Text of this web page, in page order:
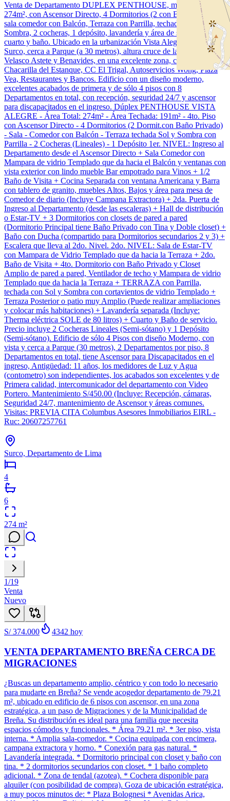
Venta de Departamento DUPLEX PENTHOUSE, muy amplio de
274m², con Ascensor Directo, 4 Dormitorios (2 con Baño propio),
sala comedor con Balcón, Terraza con Parrilla, techada con Sol y
Sombra, 2 cocheras, 1 depósito, lavandería y área de servicio con
cuarto y baño. Ubicado en la urbanización Vista Alegre, Santiago de
Surco, cerca a Parque (a 30 metros), altura cruce de las avenidas
Velasco Astete y Benavides, en una excelente zona, cerca a
Chacarilla del Estanque, CC El Trigal, Autoservicios Wong, Plaza
Vea, Restaurantes y Bancos. Edificio con un diseño moderno,
excelentes acabados de primera y de sólo 4 pisos con 8
Departamentos en total, con recepción, seguridad 24/7 y ascensor
para discapacitados en el ingreso. Dúplex PENTHOUSE VISTA
ALEGRE - Área Total: 274m² - Área Techada: 191m² - 4to. Piso
con Ascensor Directo - 4 Dormitorios (2 Dormit.con Baño Privado)
- Sala - Comedor con Balcón - Terraza techada Sol y Sombra con
Parrilla - 2 Cocheras (Lineales) - 1 Depósito 1er. NIVEL: Ingreso al
Departamento desde el Ascensor Directo + Sala Comedor con
Mampara de vidrio Templado que da hacia el Balcón y ventanas con
vista exterior con lindo mueble Bar empotrado para Vinos + 1/2
Baño de Visita + Cocina Separada con ventana Americana y Barra
con tablero de granito, muebles Altos, Bajos y área para mesa de
Comedor de diario (Incluye Campana Extractora) + 2da. Puerta de
Ingreso al Departamento (desde las escaleras) + Hall de distribución
o Estar-TV + 3 Dormitorios con closets de pared a pared
(Dormitorio Principal tiene Baño Privado con Tina y Doble closet) +
Baño con Ducha (compartido para Dormitorios secundarios 2 y 3) +
Escalera que lleva al 2do. Nivel. 2do. NIVEL: Sala de Estar-TV
con Mampara de Vidrio Templado que da hacia la Terraza + 2do.
Baño de Visita + 4to. Dormitorio con Baño Privado y Closet
Amplio de pared a pared, Ventilador de techo y Mampara de vidrio
Templado que da hacia la Terraza + TERRAZA con Parrilla,
techada con Sol y Sombra con cortavientos de vidrio Templado +
Terraza Posterior o patio muy Amplio (Puede realizar ampliaciones
y colocar más habitaciones) + Lavandería separada (Incluye:
Therma eléctrica SOLE de 80 litros) + Cuarto y Baño de servicio.
Precio incluye 2 Cocheras Lineales (Semi-sótano) y 1 Depósito
(Semi-sótano). Edificio de sólo 4 Pisos con diseño Moderno, con
vista y cerca a Parque (30 metros), 2 Departamentos por piso, 8
Departamentos en total, tiene Ascensor para Discapacitados en el
ingreso, Antigüedad: 11 años, los medidores de Luz y Agua
(contometro) son independientes, los acabados son excelentes y de
Primera calidad, intercomunicador del departamento con Video
Portero. Mantenimiento S/450.00 (Incluye: Recepción, cámaras,
Seguridad 24/7, mantenimiento de Ascensor y áreas comunes.
Visitas: PREVIA CITA Columbus Asesores Inmobiliarios EIRL -
Ruc: 20607257761
Surco, Departamento de Lima
4
6
274 m²
1/19
Venta
Nuevo
S/ 374.000 4342 hoy
VENTA DEPARTAMENTO BREÑA CERCA DE
MIGRACIONES
¿Buscas un departamento amplio, céntrico y con todo lo necesario
para mudarte en Breña? Se vende acogedor departamento de 79.21
m², ubicado en edificio de 6 pisos con ascensor, en una zona
estratégica, a un paso de Migraciones y de la Municipalidad de
Breña. Su distribución es ideal para una familia que necesita
espacios cómodos y funcionales. * Área 79.21 m². * 3er piso, vista
interna. * Amplia sala-comedor. * Cocina equipada con encimera,
campana extractora y horno. * Conexión para gas natural. *
Lavandería integrada. * Dormitorio principal con closet y baño con
tina. * 2 dormitorios secundarios con closet. * 1 baño completo
adicional. * Zona de tendal (azotea). * Cochera disponible para
alquiler (con posibilidad de compra). Goza de ubicación estratégica,
a muy pocos minutos de: * Plaza Bolognesi * Avenidas Arica,